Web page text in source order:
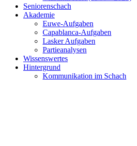
Seniorenschach
Akademie
Euwe-Aufgaben
Capablanca-Aufgaben
Lasker Aufgaben
Partieanalysen
Wissenswertes
Hintergrund
Kommunikation im Schach